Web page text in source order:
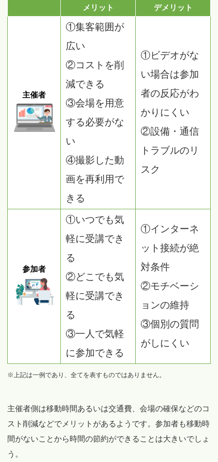
メリット デメリット
主催者
①集客範囲が
広い
②コストを削
減できる
③会場を用意
する必要がな
い
④撮影した動
画を再利用で
きる
①ビデオがな
い場合は参加
者の反応がわ
かりにくい
②設備・通信
トラブルのリ
スク
参加者
①いつでも気
軽に受講でき
る
②どこでも気
軽に受講でき
る
③一人で気軽
に参加できる
①インターネ
ット接続が絶
対条件
②モチベーシ
ョンの維持
③個別の質問
がしにくい
※上記は一例であり、全てを表すものではありません。
主催者側は移動時間あるいは交通費、会場の確保などのコ
スト削減などでメリットがあるようです。参加者も移動時
間がないことから時間の節約ができることは大きいでしょ
う。